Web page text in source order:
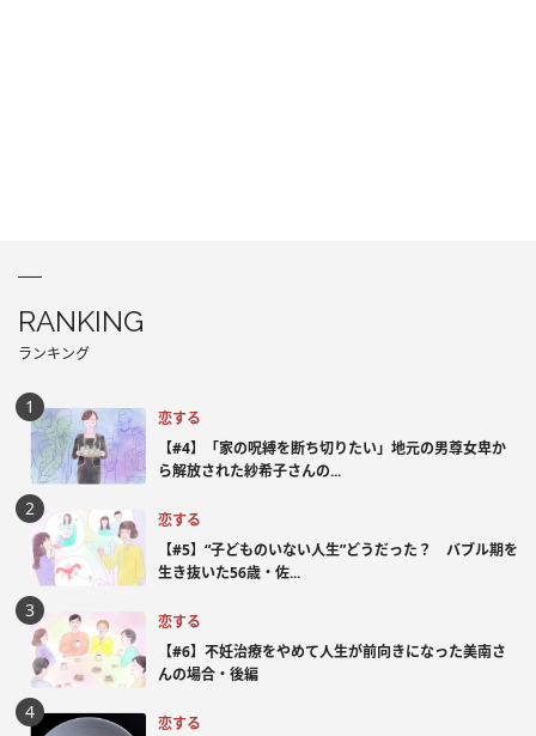
RANKING
ランキング
恋する
【#4】「家の呪縛を断ち切りたい」地元の男尊女卑か
ら解放された紗希子さんの...
恋する
【#5】“子どものいない人生”どうだった？ バブル期を
生き抜いた56歳・佐...
恋する
【#6】不妊治療をやめて人生が前向きになった美南さ
んの場合・後編
恋する